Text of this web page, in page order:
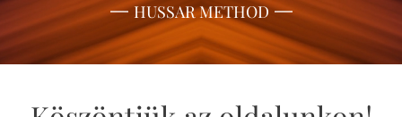
HUSSAR METHOD